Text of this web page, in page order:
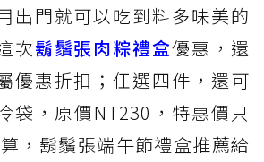
出門就可以吃到料多味美的
次鬍鬚張肉粽禮盒優惠，還
優惠折扣；任選四件，還可
袋，原價NT230，特惠價只
，鬍鬚張端午節禮盒推薦給